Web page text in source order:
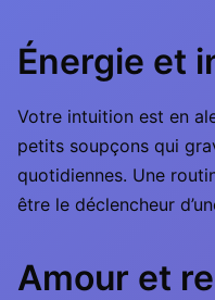
Énergie et
Votre intuition est en
petits soupçons qui
quotidiennes. Une
être le déclencheur
Amour et